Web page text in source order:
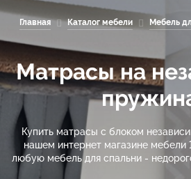
Главная Каталог мебели Мебель
Матрасы на
Купить матрасы с блоком
нашем интернет магазине
любую мебель для спальни -